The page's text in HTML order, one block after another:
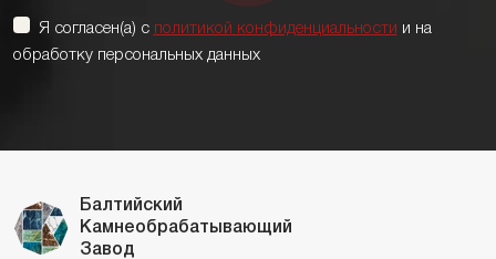
Я согласен(а) с политикой конфиденциальности и на
обработку персональных данных
Балтийский
Камнеобрабатывающий
Завод